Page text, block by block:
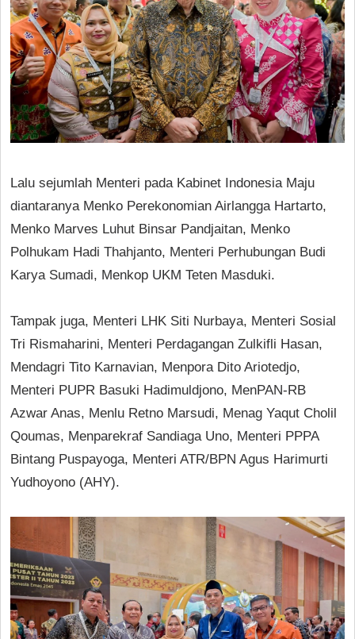
Lalu sejumlah Menteri pada Kabinet Indonesia Maju
diantaranya Menko Perekonomian Airlangga Hartarto,
Menko Marves Luhut Binsar Pandjaitan, Menko
Polhukam Hadi Thahjanto, Menteri Perhubungan Budi
Karya Sumadi, Menkop UKM Teten Masduki.
Tampak juga, Menteri LHK Siti Nurbaya, Menteri Sosial
Tri Rismaharini, Menteri Perdagangan Zulkifli Hasan,
Mendagri Tito Karnavian, Menpora Dito Ariotedjo,
Menteri PUPR Basuki Hadimuldjono, MenPAN-RB
Azwar Anas, Menlu Retno Marsudi, Menag Yaqut Cholil
Qoumas, Menparekraf Sandiaga Uno, Menteri PPPA
Bintang Puspayoga, Menteri ATR/BPN Agus Harimurti
Yudhoyono (AHY).